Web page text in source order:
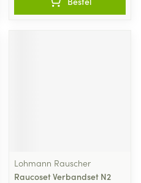
Lohmann Rauscher
Raucoset Verbandset N2